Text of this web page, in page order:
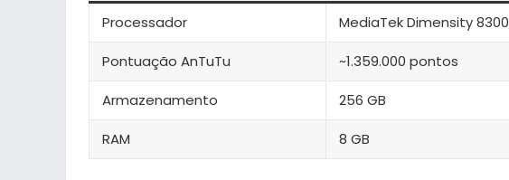
Processador MediaTek Dimensity 8300
Pontuação AnTuTu ~1.359.000 pontos
Armazenamento 256 GB
RAM 8 GB